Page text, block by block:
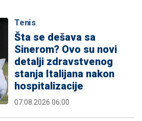
Tenis
Šta se dešava sa
Sinerom? Ovo su novi
detalji zdravstvenog
stanja Italijana nakon
hospitalizacije
07.08.2026 06:00